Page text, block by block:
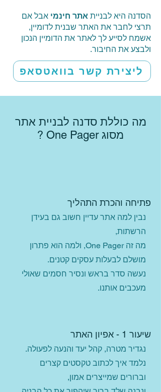
הסדנה היא לבניית אתר חינמי אבל אם
תרצי לחבר את האתר שבנית לדומיין,
אשמח לסייע לך לאתר את הדומיין הנכון
ולבצע את החיבור.
ליצירת קשר בוואטסאפ
מה כוללת סדנה לבניית אתר
מסוג One Pager ?
פתיחה והכרת התהליך
נבין למה אתר עדיין חשוב גם בעידן
הרשתות,
מה זה One Pager, ולמה הוא פתרון
מושלם לבעלות עסקים קטנים.
נעשה סדר בראש ונסיר חסמים שאולי
מעכבים אותנו.
שיעור 1 - אפיון האתר
נגדיר מטרה, קהל יעד והנעה לפעולה.
נלמד איך לכתוב טקסטים קצרים
וברורים שמייצרים אמון,